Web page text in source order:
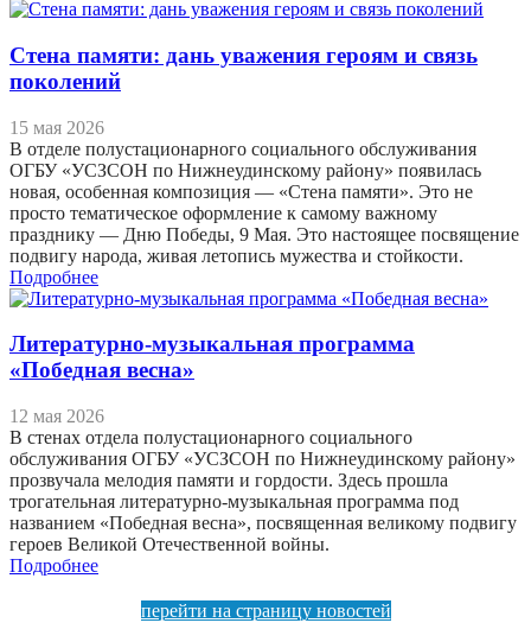
Стена памяти: дань уважения героям и связь
поколений
15 мая 2026
В отделе полустационарного социального обслуживания
ОГБУ «УСЗСОН по Нижнеудинскому району» появилась
новая, особенная композиция — «Стена памяти». Это не
просто тематическое оформление к самому важному
празднику — Дню Победы, 9 Мая. Это настоящее посвящение
подвигу народа, живая летопись мужества и стойкости.
Подробнее
Литературно-музыкальная программа
«Победная весна»
12 мая 2026
В стенах отдела полустационарного социального
обслуживания ОГБУ «УСЗСОН по Нижнеудинскому району»
прозвучала мелодия памяти и гордости. Здесь прошла
трогательная литературно-музыкальная программа под
названием «Победная весна», посвященная великому подвигу
героев Великой Отечественной войны.
Подробнее
перейти на страницу новостей